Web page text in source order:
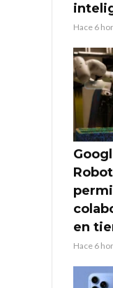
Hace 6
en
Hace 6